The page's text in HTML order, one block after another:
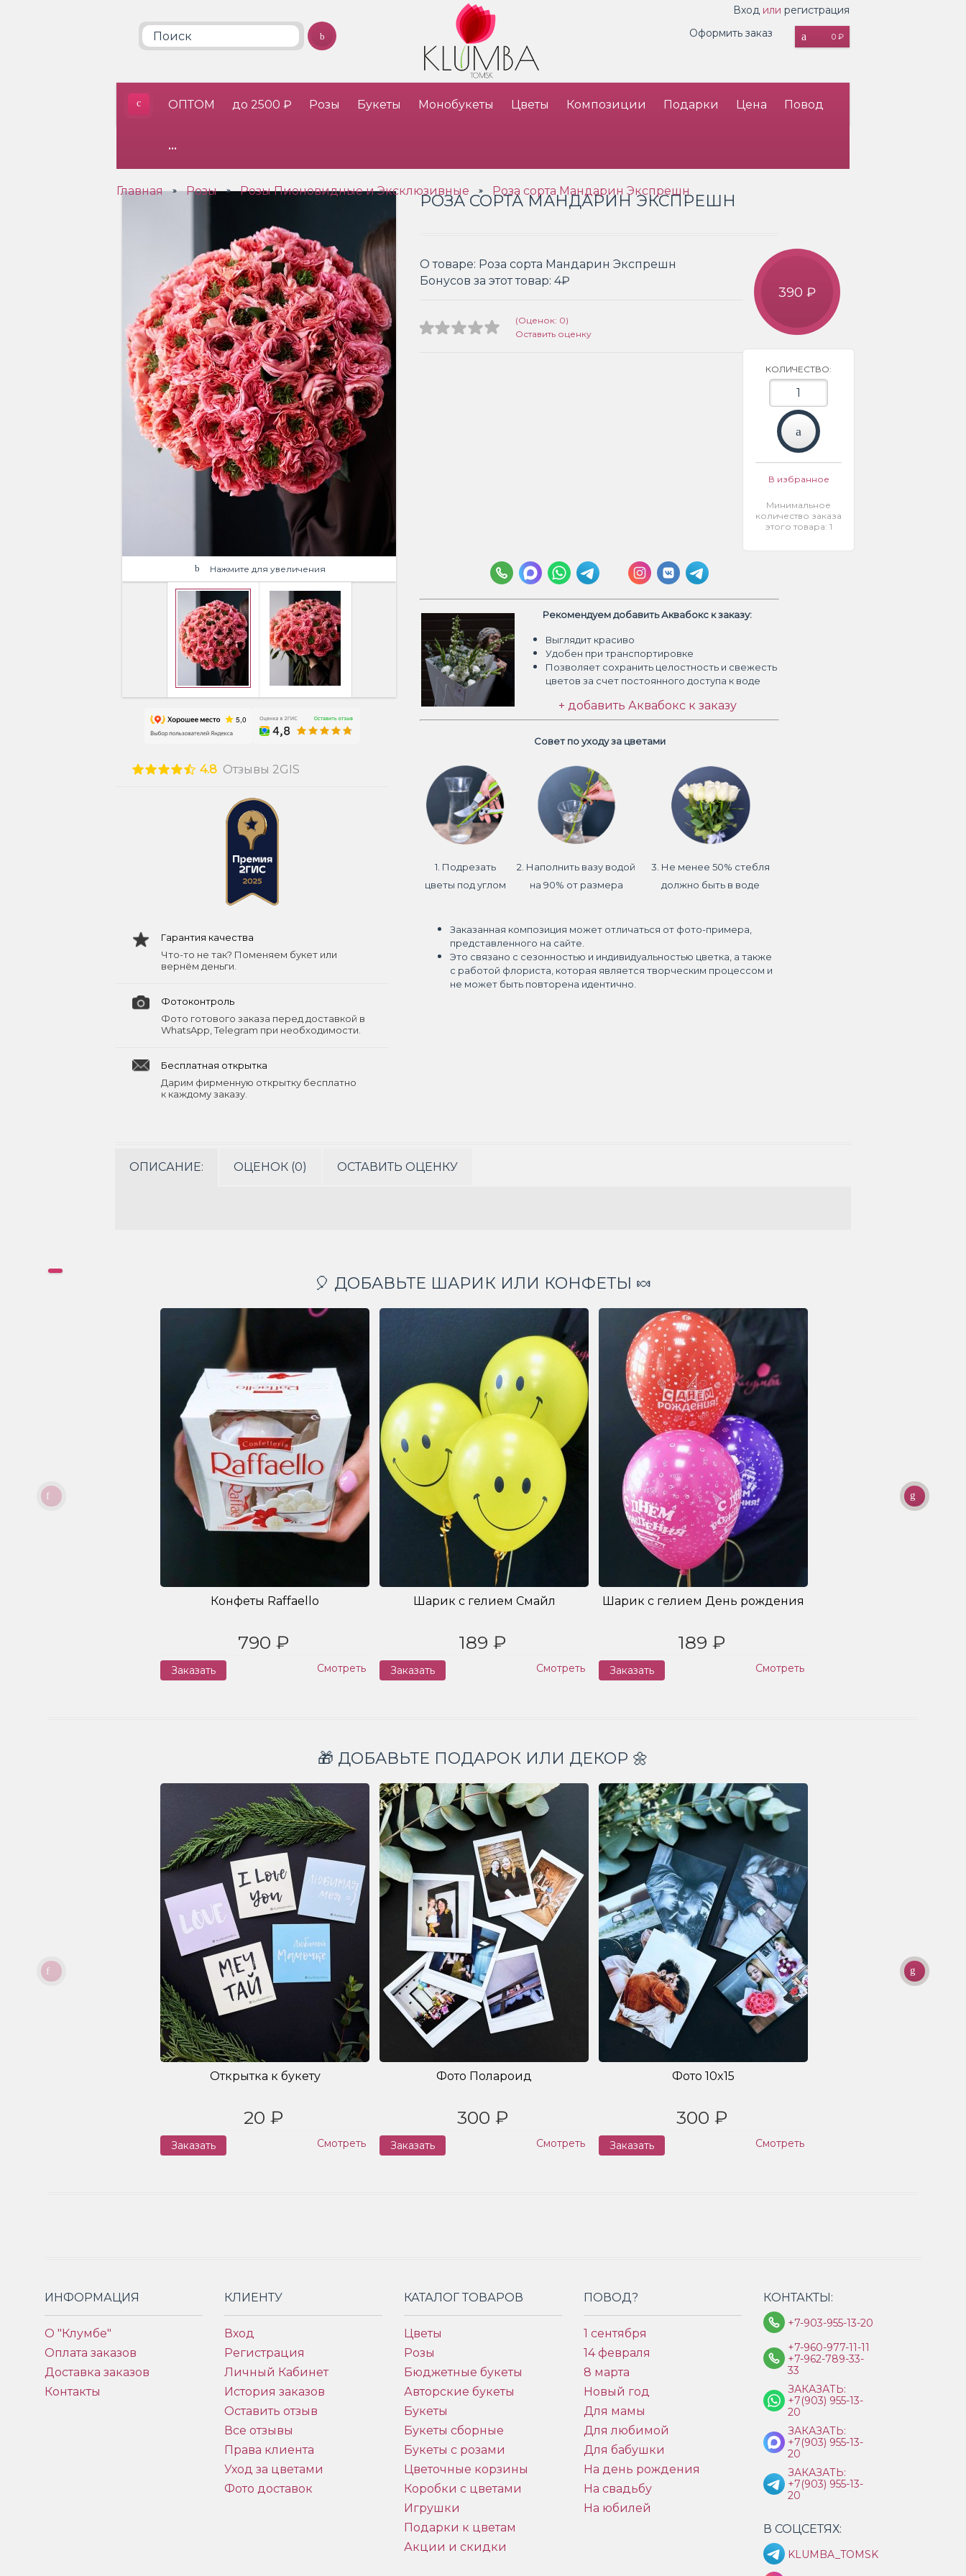
Вход или регистрация
0 ₽
Оформить заказ
ОПТОМ до 2500 ₽ Розы Букеты Монобукеты Цветы Композиции Подарки Цена Повод
•••
Главная » Розы » Розы Пионовидные и Эксклюзивные » Роза сорта Мандарин Экспрешн
Нажмите для увеличения
4.8 Отзывы 2GIS
Гарантия качества
Что-то не так? Поменяем букет или
вернём деньги.
Фотоконтроль
Фото готового заказа перед доставкой в
WhatsApp, Telegram при необходимости.
Бесплатная открытка
Дарим фирменную открытку бесплатно
к каждому заказу.
РОЗА СОРТА МАНДАРИН ЭКСПРЕШН
О товаре: Роза сорта Мандарин Экспрешн
Бонусов за этот товар: 4₽
(Оценок: 0)
Оставить оценку
390 ₽
КОЛИЧЕСТВО:
В избранное
Минимальное
количество заказа
этого товара: 1
Рекомендуем добавить Аквабокс к заказу:
Выглядит красиво
Удобен при транспортировке
Позволяет сохранить целостность и свежесть
цветов за счет постоянного доступа к воде
+ добавить Аквабокс к заказу
Совет по уходу за цветами
1. Подрезать
цветы под углом
2. Наполнить вазу водой
на 90% от размера
3. Не менее 50% стебля
должно быть в воде
Заказанная композиция может отличаться от фото-примера,
представленного на сайте.
Это связано с сезонностью и индивидуальностью цветка, а также
с работой флориста, которая является творческим процессом и
не может быть повторена идентично.
ОПИСАНИЕ: ОЦЕНОК (0) ОСТАВИТЬ ОЦЕНКУ
🎈 ДОБАВЬТЕ ШАРИК ИЛИ КОНФЕТЫ 🍬
Конфеты Raffaello
790 ₽
Заказать Смотреть
Шарик с гелием Смайл
189 ₽
Заказать Смотреть
Шарик с гелием День рождения
189 ₽
Заказать Смотреть
🎁 ДОБАВЬТЕ ПОДАРОК ИЛИ ДЕКОР 🌼
Открытка к букету
20 ₽
Заказать Смотреть
Фото Полароид
300 ₽
Заказать Смотреть
Фото 10x15
300 ₽
Заказать Смотреть
ИНФОРМАЦИЯ
О "Клумбе"
Оплата заказов
Доставка заказов
Контакты
КЛИЕНТУ
Вход
Регистрация
Личный Кабинет
История заказов
Оставить отзыв
Все отзывы
Права клиента
Уход за цветами
Фото доставок
КАТАЛОГ ТОВАРОВ
Цветы
Розы
Бюджетные букеты
Авторские букеты
Букеты
Букеты сборные
Букеты с розами
Цветочные корзины
Коробки с цветами
Игрушки
Подарки к цветам
Акции и скидки
ПОВОД?
1 сентября
14 февраля
8 марта
Новый год
Для мамы
Для любимой
Для бабушки
На день рождения
На свадьбу
На юбилей
КОНТАКТЫ:
+7-903-955-13-20
+7-960-977-11-11
+7-962-789-33-
33
ЗАКАЗАТЬ:
+7(903) 955-13-
20
ЗАКАЗАТЬ:
+7(903) 955-13-
20
ЗАКАЗАТЬ:
+7(903) 955-13-
20
В СОЦСЕТЯХ:
KLUMBA_TOMSK